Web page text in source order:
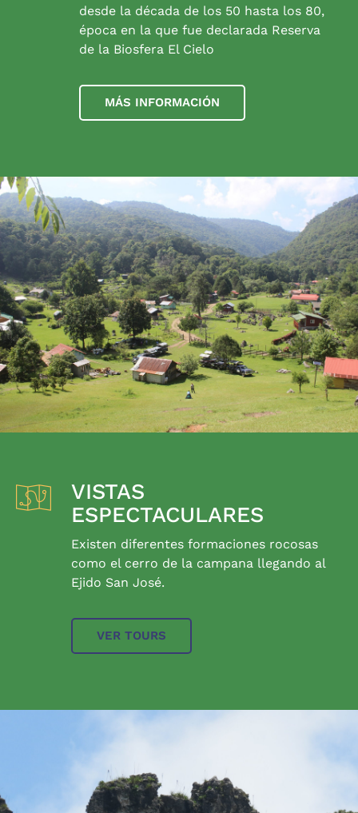
desde la década de los 50 hasta los 80,
época en la que fue declarada Reserva
de la Biosfera El Cielo
MÁS INFORMACIÓN
VISTAS
ESPECTACULARES
Existen diferentes formaciones rocosas
como el cerro de la campana llegando al
Ejido San José.
VER TOURS